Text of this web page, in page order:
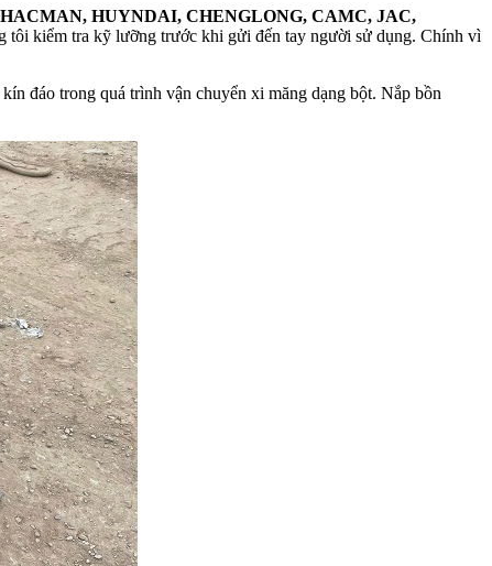
HUYNDAI, CHENGLONG, CAMC, JAC,
tôi kiểm tra kỹ lưỡng trước khi gửi đến tay người sử dụng. Chính vì
đáo trong quá trình vận chuyển xi măng dạng bột. Nắp bồn